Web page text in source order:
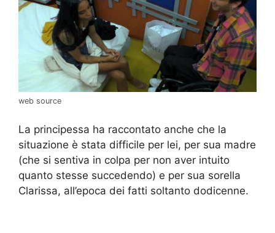
web source
La principessa ha raccontato anche che la
situazione è stata difficile per lei, per sua madre
(che si sentiva in colpa per non aver intuito
quanto stesse succedendo) e per sua sorella
Clarissa, all’epoca dei fatti soltanto dodicenne.